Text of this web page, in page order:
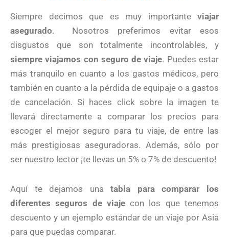
Siempre decimos que es muy importante viajar
asegurado. Nosotros preferimos evitar esos
disgustos que son totalmente incontrolables, y
siempre viajamos con seguro de viaje. Puedes estar
más tranquilo en cuanto a los gastos médicos, pero
también en cuanto a la pérdida de equipaje o a gastos
de cancelación. Si haces click sobre la imagen te
llevará directamente a comparar los precios para
escoger el mejor seguro para tu viaje, de entre las
más prestigiosas aseguradoras. Además, sólo por
ser nuestro lector ¡te llevas un 5% o 7% de descuento!
Aquí te dejamos unatabla para comparar los
diferentes seguros de viajecon los que tenemos
descuento y un ejemplo estándar de un viaje por Asia
para que puedas comparar.